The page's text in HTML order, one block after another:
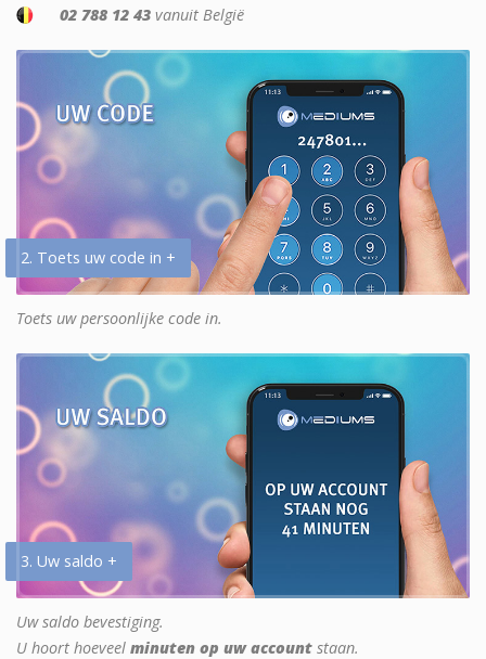
02 788 12 43 vanuit België
2. Toets uw code in +
Toets uw persoonlijke code in.
3. Uw saldo +
Uw saldo bevestiging.
U hoort hoeveel minuten op uw account staan.